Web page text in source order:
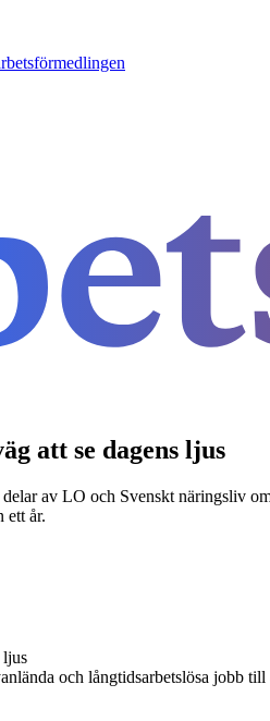
att se dagens ljus
av LO och Svenskt näringsliv
ett år.
och långtidsarbetslösa jobb